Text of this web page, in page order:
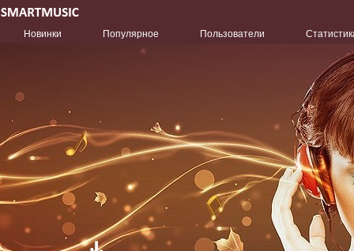
Новинки Популярное Пользователи